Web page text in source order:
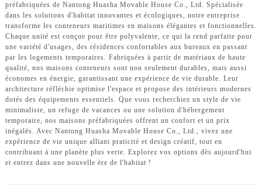
préfabriquées de Nantong Huasha Movable House Co., Ltd. Spécialisée
dans les solutions d'habitat innovantes et écologiques, notre entreprise
transforme les conteneurs maritimes en maisons élégantes et fonctionnelles.
Chaque unité est conçue pour être polyvalente, ce qui la rend parfaite pour
une variété d'usages, des résidences confortables aux bureaux en passant
par les logements temporaires. Fabriquées à partir de matériaux de haute
qualité, nos maisons conteneurs sont non seulement durables, mais aussi
économes en énergie, garantissant une expérience de vie durable. Leur
architecture réfléchie optimise l'espace et propose des intérieurs modernes
dotés des équipements essentiels. Que vous recherchiez un style de vie
minimaliste, un refuge de vacances ou une solution d'hébergement
temporaire, nos maisons préfabriquées offrent un confort et un prix
inégalés. Avec Nantong Huasha Movable House Co., Ltd., vivez une
expérience de vie unique alliant praticité et design créatif, tout en
contribuant à une planète plus verte. Explorez vos options dès aujourd'hui
et entrez dans une nouvelle ère de l'habitat !